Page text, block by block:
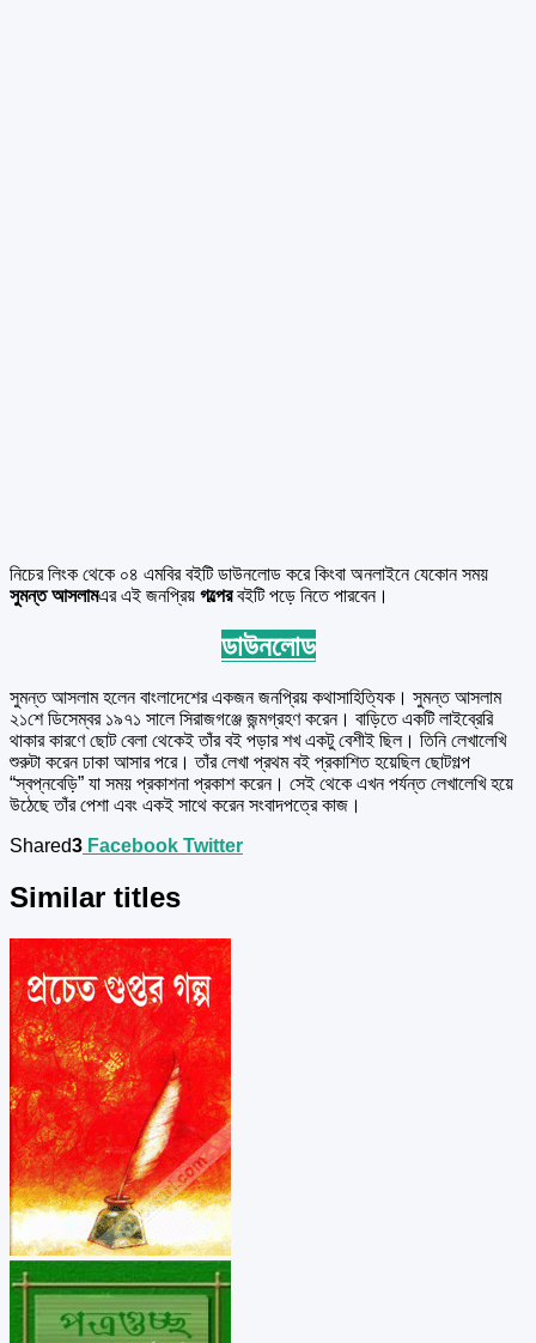
নিচের লিংক থেকে ০৪ এমবির বইটি ডাউনলোড করে কিংবা অনলাইনে যেকোন সময়
সুমন্ত আসলামএর এই জনপ্রিয় গল্পেরবইটি পড়ে নিতে পারবেন।
ডাউনলোড
সুমন্ত আসলাম হলেন বাংলাদেশের একজন জনপ্রিয় কথাসাহিত্যিক। সুমন্ত আসলাম
২১শে ডিসেম্বর ১৯৭১ সালে সিরাজগঞ্জে জন্মগ্রহণ করেন। বাড়িতে একটি লাইব্রেরি
থাকার কারণে ছোট বেলা থেকেই তাঁর বই পড়ার শখ একটু বেশীই ছিল। তিনি লেখালেখি
শুরুটা করেন ঢাকা আসার পরে। তাঁর লেখা প্রথম বই প্রকাশিত হয়েছিল ছোটগল্প
“স্বপ্নবেড়ি” যা সময় প্রকাশনা প্রকাশ করেন। সেই থেকে এখন পর্যন্ত লেখালেখি হয়ে
উঠেছে তাঁর পেশা এবং একই সাথে করেন সংবাদপত্রে কাজ।
Shared3 Facebook Twitter
Similar titles